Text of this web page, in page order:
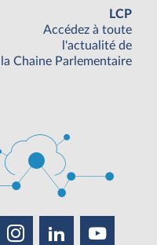
LCP
Accédez à toute
l'actualité de
la Chaine Parlementaire